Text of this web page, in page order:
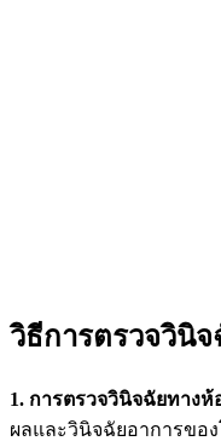
วิธีการตรวจวินิ
1. การตรวจวินิจฉัยทางห้
ผลและวินิจฉัยอาการขอ